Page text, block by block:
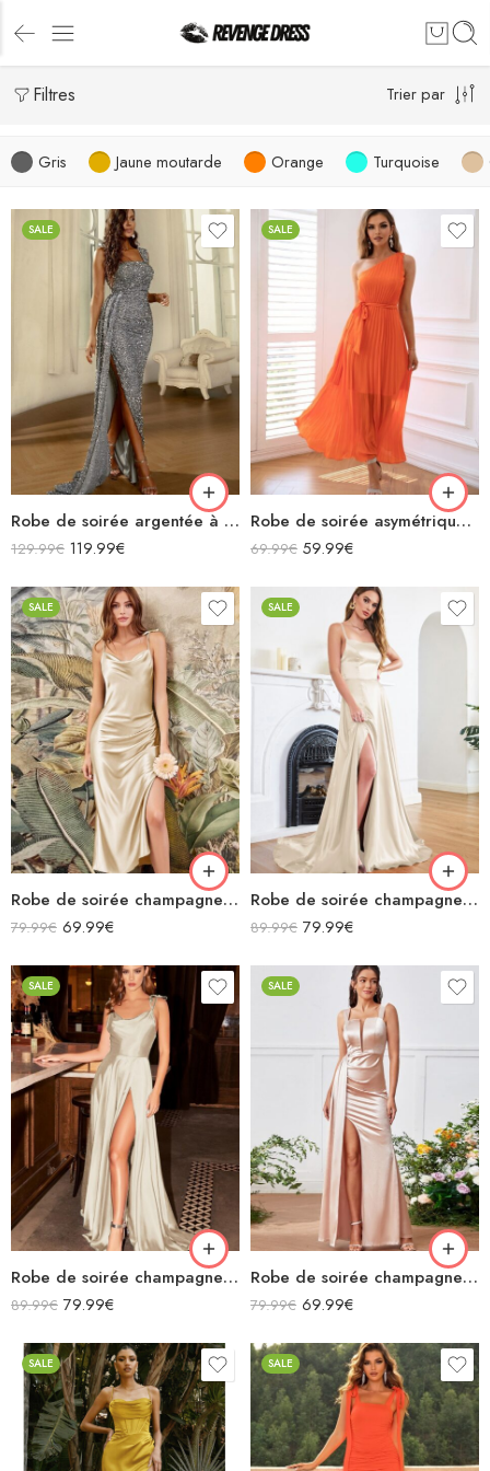
Filtres Trier par
Gris Jaune moutarde Orange Turquoise
SALE
Robe de soirée argentée à paillettes asymétrique fendue avec traîne
129.99€ 119.99€
SALE
Robe de soirée asymétrique orange longue plissée avec ceinture sans manches
69.99€ 59.99€
SALE
Robe de soirée champagne en satin col bénitier mi longue fendue à bretelles sans manches
79.99€ 69.99€
SALE
Robe de soirée champagne en satin décolleté carré longue fendue sirène
89.99€ 79.99€
SALE
Robe de soirée champagne en satin fluide col bénitier bretelles longue fendue
89.99€ 79.99€
SALE
Robe de soirée champagne en satin longue fendue à bretelles
79.99€ 69.99€
SALE SALE